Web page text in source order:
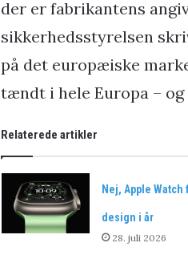
der er fabrikantens
sikkerhedsstyrelsen
på det europæiske
tændt i hele Europa – og
Relaterede artikler
Nej, Apple
design i år
28. juli 2026